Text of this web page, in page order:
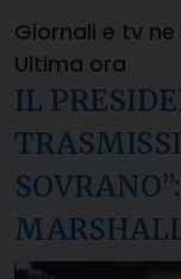
Giornali e tv
Ultima ora
IL